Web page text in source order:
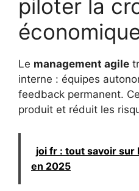
piloter la
Le management agile
interne : équipes
feedback permanent.
produit et réduit les
joi fr : tout savoir sur
en 2025